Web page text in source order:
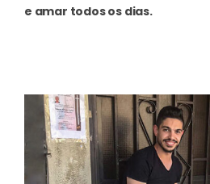
e amar todos os dias.